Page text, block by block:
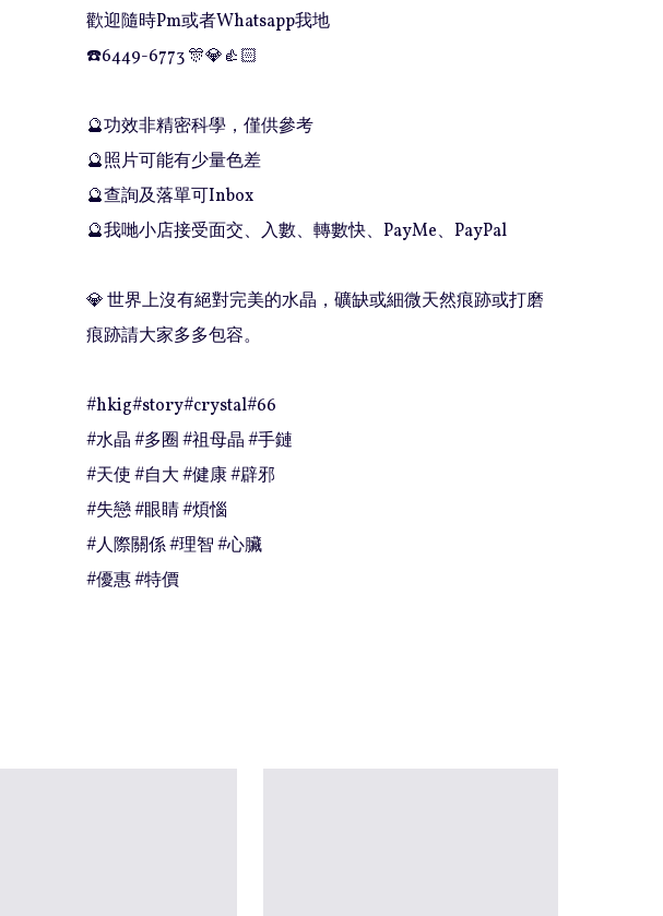
歡迎隨時Pm或者Whatsapp我地
☎️6449-6773 🎊💎👍🏻
🔮功效非精密科學，僅供參考
🔮照片可能有少量色差
🔮查詢及落單可Inbox
🔮我哋小店接受面交、入數、轉數快、PayMe、PayPal
💎 世界上沒有絕對完美的水晶，礦缺或細微天然痕跡或打磨
痕跡請大家多多包容。
#hkig#story#crystal#66
#水晶 #多圈 #祖母晶 #手鏈
#天使 #自大 #健康 #辟邪
#失戀 #眼睛 #煩惱
#人際關係 #理智 #心臟
#優惠 #特價